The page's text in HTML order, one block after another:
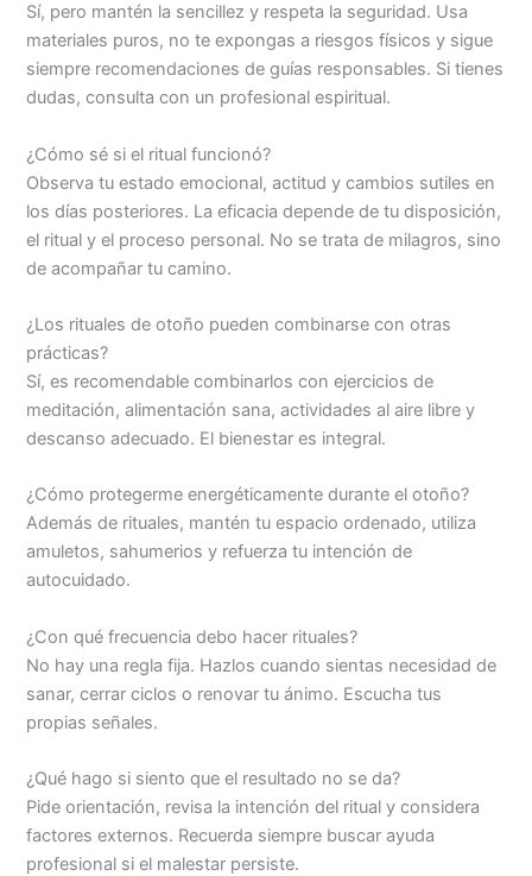
Sí, pero mantén la sencillez y respeta la seguridad. Usa
materiales puros, no te expongas a riesgos físicos y sigue
siempre recomendaciones de guías responsables. Si tienes
dudas, consulta con un profesional espiritual.
¿Cómo sé si el ritual funcionó?
Observa tu estado emocional, actitud y cambios sutiles en
los días posteriores. La eficacia depende de tu disposición,
el ritual y el proceso personal. No se trata de milagros, sino
de acompañar tu camino.
¿Los rituales de otoño pueden combinarse con otras
prácticas?
Sí, es recomendable combinarlos con ejercicios de
meditación, alimentación sana, actividades al aire libre y
descanso adecuado. El bienestar es integral.
¿Cómo protegerme energéticamente durante el otoño?
Además de rituales, mantén tu espacio ordenado, utiliza
amuletos, sahumerios y refuerza tu intención de
autocuidado.
¿Con qué frecuencia debo hacer rituales?
No hay una regla fija. Hazlos cuando sientas necesidad de
sanar, cerrar ciclos o renovar tu ánimo. Escucha tus
propias señales.
¿Qué hago si siento que el resultado no se da?
Pide orientación, revisa la intención del ritual y considera
factores externos. Recuerda siempre buscar ayuda
profesional si el malestar persiste.